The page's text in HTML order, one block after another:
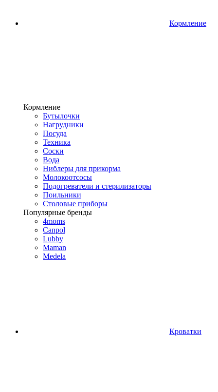
Кормление
Кормление
Бутылочки
Нагрудники
Посуда
Техника
Соски
Вода
Ниблеры для прикорма
Молокоотсосы
Подогреватели и стерилизаторы
Поильники
Столовые приборы
Популярные бренды
4moms
Canpol
Lubby
Maman
Medela
Кроватки